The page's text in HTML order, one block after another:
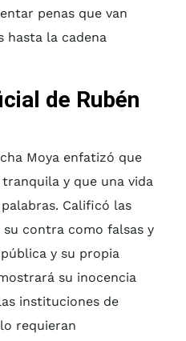
penas que van
hasta la cadena
de Rubén
Moya enfatizó que
y que una vida
Calificó las
su contra como falsas y
y su propia
su inocencia
instituciones de
requieran